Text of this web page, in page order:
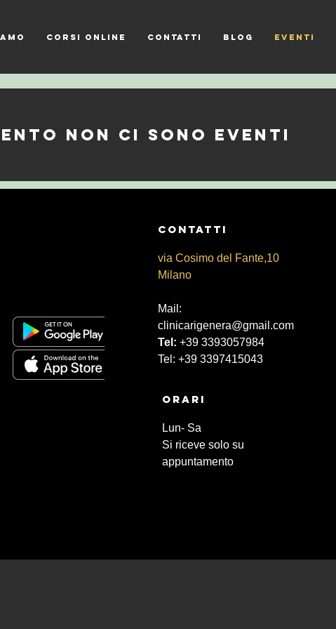
CORSI ONLINE CONTATTI Blog EVENTI
non ci sono eventi
CONtATTI
via Cosimo del Fante,10
Milano
Mail:
clinicarigenera@gmail.com
Tel: +39 3393057984
Tel: +39 3397415043
Orari
Lun- Sa
Si riceve solo su
appuntamento